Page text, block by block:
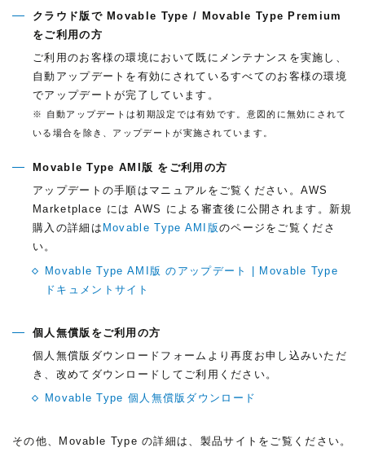
クラウド版で Movable Type / Movable Type Premium
をご利用の方
ご利用のお客様の環境において既にメンテナンスを実施し、
自動アップデートを有効にされているすべてのお客様の環境
でアップデートが完了しています。
※ 自動アップデートは初期設定では有効です。意図的に無効にされて
いる場合を除き、アップデートが実施されています。
Movable Type AMI版 をご利用の方
アップデートの手順はマニュアルをご覧ください。AWS
Marketplace には AWS による審査後に公開されます。新規
購入の詳細は Movable Type AMI版のページをご覧くださ
い。
Movable Type AMI版 のアップデート | Movable Type
ドキュメントサイト
個人無償版をご利用の方
個人無償版ダウンロードフォームより再度お申し込みいただ
き、改めてダウンロードしてご利用ください。
Movable Type 個人無償版ダウンロード
その他、Movable Type の詳細は、製品サイトをご覧ください。